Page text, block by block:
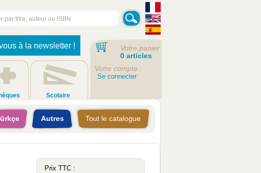
à la newsletter !
Scolaire
Votre panier
0 articles
Votre compte :
Se connecter
Autres Tout le catalogue
Prix TTC :